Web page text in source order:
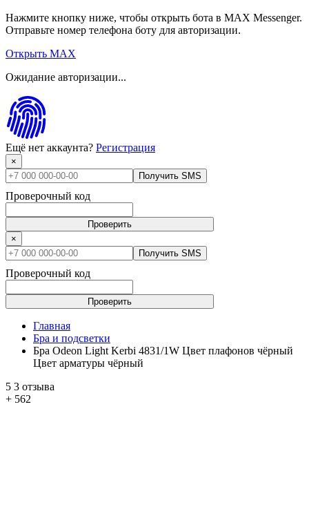
Нажмите кнопку ниже, чтобы открыть бота в MAX Messenger.
Отправьте номер телефона боту для авторизации.
Открыть MAX
Ожидание авторизации...
Ещё нет аккаунта? Регистрация
×
Получить SMS
Проверочный код
Проверить
×
Получить SMS
Проверочный код
Проверить
Главная
Бра и подсветки
Бра Odeon Light Kerbi 4831/1W Цвет плафонов чёрный
Цвет арматуры чёрный
5 3 отзыва
+ 562